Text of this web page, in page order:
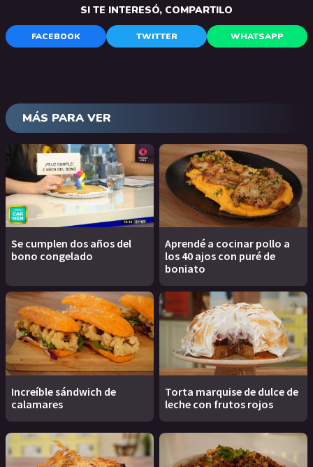
SI TE INTERESÓ, COMPARTILO
FACEBOOK TWITTER WHATSAPP
MÁS PARA VER
Se cumplen dos años del
bono congelado
Aprendé a cocinar pollo a
los 40 ajos con puré de
boniato
Increíble sándwich de
calamares
Torta marquise de dulce de
leche con frutos rojos